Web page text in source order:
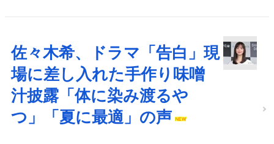
佐々木希、ドラマ「告白」現
場に差し入れた手作り味噌
汁披露「体に染み渡るや
つ」「夏に最適」の声